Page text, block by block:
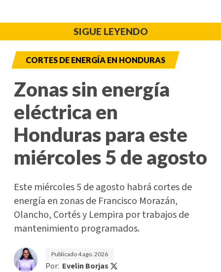
SIGUE LEYENDO
CORTES DE ENERGÍA EN HONDURAS
Zonas sin energía
eléctrica en
Honduras para este
miércoles 5 de agosto
Este miércoles 5 de agosto habrá cortes de
energía en zonas de Francisco Morazán,
Olancho, Cortés y Lempira por trabajos de
mantenimiento programados.
Publicado4 ago. 2026
Por: Evelin Borjas